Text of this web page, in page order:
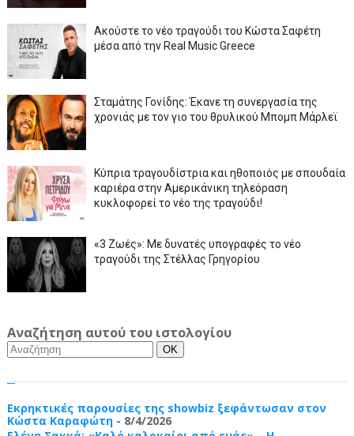
Ακούστε το νέο τραγούδι του Κώστα Σαφέτη
μέσα από την Real Music Greece
Σταμάτης Γονίδης: Έκανε τη συνεργασία της
χρονιάς με τον γιο του θρυλικού Μπομπ Μάρλεϊ
Κύπρια τραγουδίστρια και ηθοποιός με σπουδαία
καριέρα στην Αμερικάνικη τηλεόραση
κυκλοφορεί το νέο της τραγούδι!
«3 Ζωές»: Με δυνατές υπογραφές το νέο
τραγούδι της Στέλλας Γρηγορίου
Αναζήτηση αυτού του ιστολογίου
Εκρηκτικές παρουσίες της showbiz ξεφάντωσαν στον
Κώστα Καραφώτη- 8/4/2026